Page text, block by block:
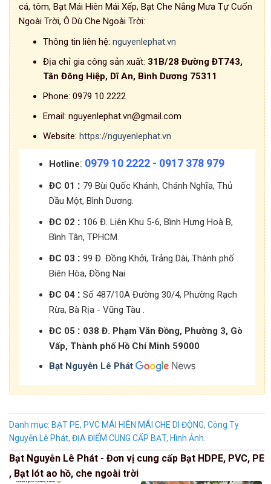
cá, tôm, Bạt Mái Hiên Mái Xếp, Bạt Che Nắng Mưa Tự Cuốn
Ngoài Trời, Ô Dù Che Ngoài Trời:
Thông tin liên hệ: nguyenlephat.vn
Địa chỉ gia công sản xuất: 31B/28 Đường ĐT743,
Tân Đông Hiệp, Dĩ An, Bình Dương 75311
Phone: 0979 10 2222
Email: nguyenlephat.vn@gmail.com
Website: https://nguyenlephat.vn
Hotline: 0979 10 2222 - 0917 378 979
ĐC 01 : 79 Bùi Quốc Khánh, Chánh Nghĩa, Thủ
Dầu Một, Bình Dương.
ĐC 02 : 106 Đ. Liên Khu 5-6, Bình Hưng Hoà B,
Bình Tân, TPHCM.
ĐC 03 : 99 Đ. Đồng Khởi, Trảng Dài, Thành phố
Biên Hòa, Đồng Nai
ĐC 04 : Số 487/10A Đường 30/4, Phường Rạch
Rừa, Bà Rịa - Vũng Tàu .
ĐC 05 : 038 Đ. Phạm Văn Đồng, Phường 3, Gò
Vấp, Thành phố Hồ Chí Minh 59000
Bạt Nguyễn Lê Phát
Danh mục: BẠT PE, PVC MÁI HIÊN MÁI CHE DI ĐỘNG, Công Ty
Nguyễn Lê Phát, ĐỊA ĐIỂM CUNG CẤP BẠT, Hình Ảnh
Bạt Nguyễn Lê Phát - Đơn vị cung cấp Bạt HDPE, PVC, PE
, Bạt lót ao hồ, che ngoài trời